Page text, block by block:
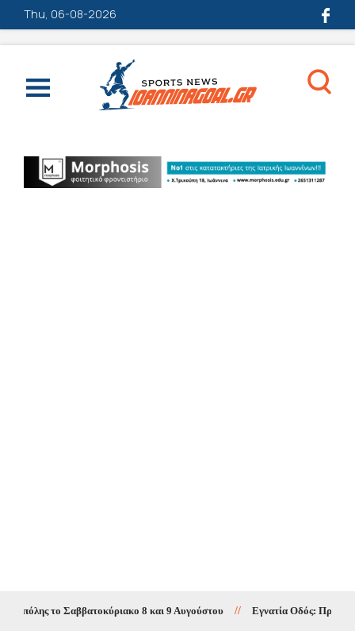
Thu, 06-08-2026
πόλης το Σαββατοκύριακο 8 και 9 Αυγούστου // Εγνατία Οδός: